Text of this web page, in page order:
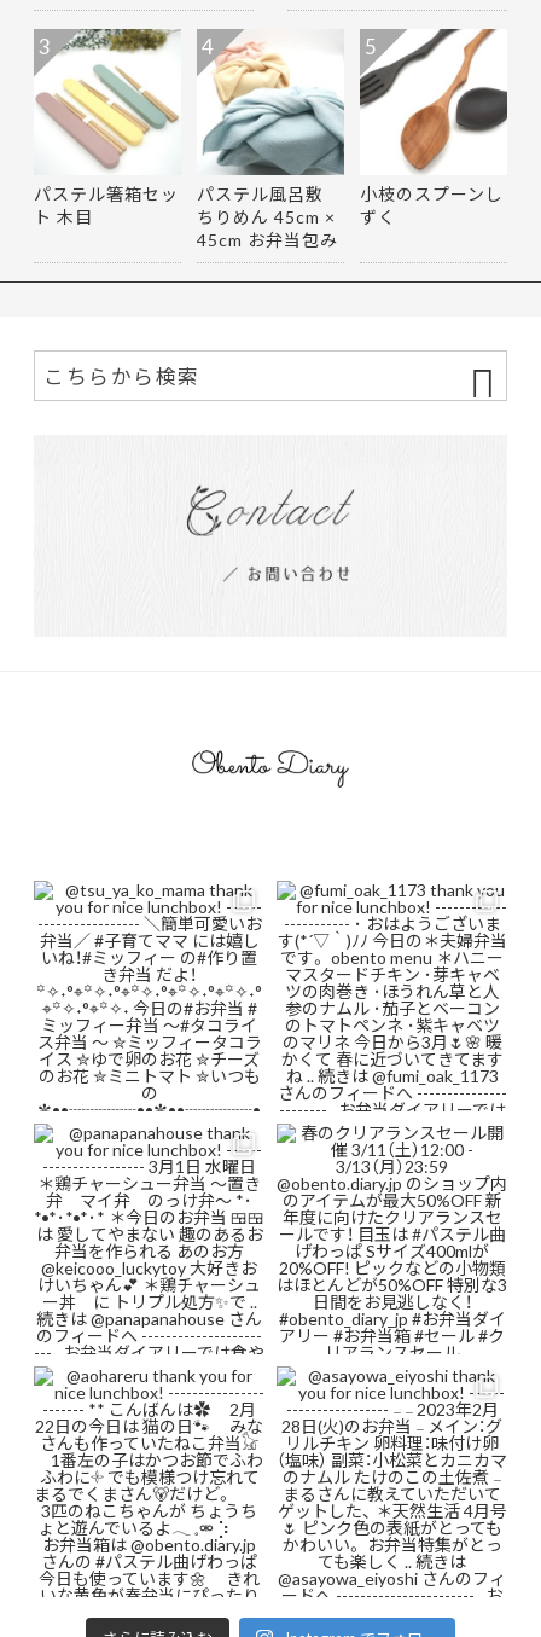
パステル箸箱セッ
ト 木目
3
パステル風呂敷
ちりめん 45cm ×
45cm お弁当包み
マルチ…
4
小枝のスプーンし
ずく
5